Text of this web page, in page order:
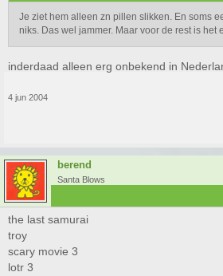
Je ziet hem alleen zn pillen slikken. En soms
niks. Das wel jammer. Maar voor de rest is het
inderdaad alleen erg onbekend in
4 jun 2004
berend
Santa Blows
the last samurai
troy
scary movie 3
lotr 3